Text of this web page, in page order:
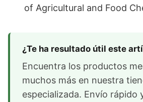
of Agricultural and Food
¿Te ha resultado útil este
Encuentra los productos
muchos más en nuestra
especializada. Envío rápido